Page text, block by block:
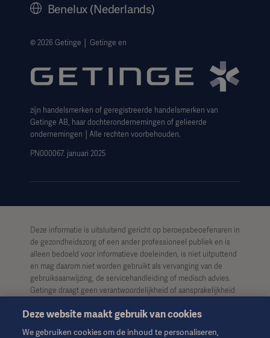
Privacyverklaring website
Aanvraagformulier voor betrokkenen
Benelux (Nederlands)
© 2026 Getinge │ Getinge en
zijn handelsmerken of geregistreerde handelsmerken van
Getinge AB, haar dochterondernemingen of gelieerde
ondernemingen │Alle rechten voorbehouden.
PN000067. januari 2025
Deze informatie is uitsluitend gericht op beroepsbeoefenaren in
de gezondheidszorg of een ander professioneel publiek en is
alleen bedoeld voor informatieve doeleinden, is niet uitputtend
en mag daarom niet worden gebruikt als vervanging van de
gebruiksaanwijzing, de servicehandleiding of medisch advies.
Getinge draagt geen verantwoordelijkheid of aansprakelijkheid
van dit materiaal, en vertrouwen is uitsluitend voor risico van de
gebruiker.
Deze website maakt gebruik van cookies
We gebruiken cookies om de inhoud te personaliseren,